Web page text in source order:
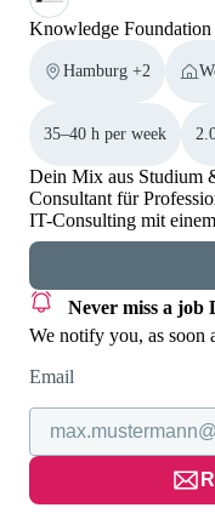
Knowledge
Hamburg +2
35–40 h per week
Dein Mix aus Studium
Consultant für
IT-Consulting mit
Never miss a job
We notify you, as soon
Email